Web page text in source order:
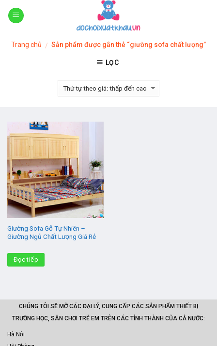
Skip
Trang chủ / Sản phẩm được gắn thẻ “giường sofa chất lượng”
LỌC
Giường Sofa Gỗ Tự Nhiên –
Giường Ngủ Chất Lượng Giá Rẻ
Đọc tiếp
CHÚNG TÔI SẼ MỞ CÁC ĐẠI LÝ, CUNG CẤP CÁC SẢN PHẨM THIẾT BỊ
TRƯỜNG HỌC, SÂN CHƠI TRẺ EM TRÊN CÁC TỈNH THÀNH CỦA CẢ NƯỚC:
Hà Nội